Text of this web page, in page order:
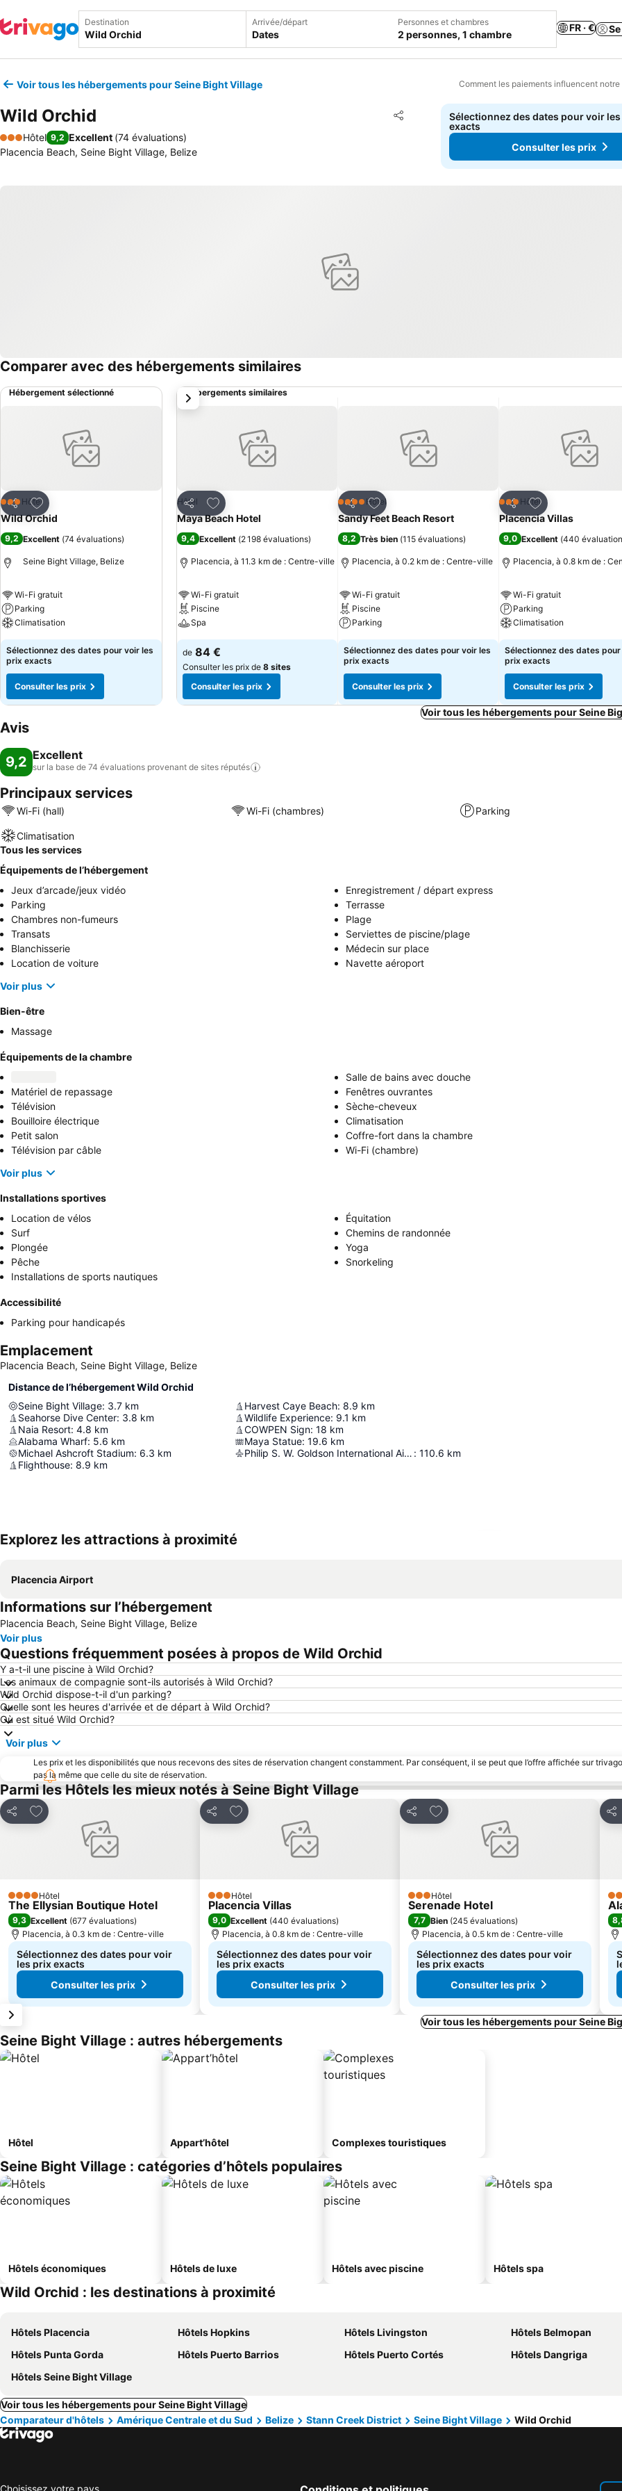
Destination Arrivée/départ
Dates
Personnes et chambres
2 personnes, 1 chambre
FR · €
Voir tous les hébergements pour Seine Bight Village Comment les paiements influencent
Wild Orchid Partager
Ajouter à mes favoris
3 Étoiles
Hôtel 9,2 Excellent (74 évaluations)
Placencia Beach, Seine Bight Village, Belize
Sélectionnez des dates pour voir
exacts
Consulter les prix
Comparer avec des hébergements similaires
Hébergement sélectionné
Partager
Ajouter à mes favoris
3 ÉtoilesHôtel
Wild Orchid
9,2 Excellent (74 évaluations)
Seine Bight Village, Belize
Wi-Fi gratuit
Parking
Climatisation
Sélectionnez des dates pour voir les
prix exacts
Consulter les prix
Hébergements similaires
Partager
Ajouter à mes favoris
Hôtel
Maya Beach Hotel
9,4 Excellent (2 198 évaluations)
Placencia, à 11.3 km de : Centre-ville
Wi-Fi gratuit
Piscine
Spa
de 84 €
Consulter les prix de 8 sites
Consulter les prix
Partager
Ajouter à mes favoris
4 ÉtoilesHôtel
Sandy Feet Beach Resort
8,2 Très bien (115 évaluations)
Placencia, à 0.2 km de : Centre-ville
Wi-Fi gratuit
Piscine
Parking
Sélectionnez des dates pour voir les
prix exacts
Consulter les prix
Partager
Ajouter à mes
3 ÉtoilesHôtel
Placencia Villas
9,0 Excellent (440
Placencia, à 0.8 km de :
Wi-Fi gratuit
Parking
Climatisation
Sélectionnez des dates pour
prix exacts
Consulter les prix
suivant
Voir tous les hébergements pour Seine
Avis
9,2 Excellent
sur la base de 74 évaluations provenant de sites réputés
Principaux services
Wi-Fi (hall) Wi-Fi (chambres) Parking
Climatisation
Tous les services
Équipements de l’hébergement
Jeux d’arcade/jeux vidéo
Enregistrement / départ express
Parking
Terrasse
Chambres non-fumeurs
Plage
Transats
Serviettes de piscine/plage
Blanchisserie
Médecin sur place
Location de voiture
Navette aéroport
Voir plus
Bien-être
Massage
Équipements de la chambre
Salle de bains avec douche
Matériel de repassage
Fenêtres ouvrantes
Télévision
Sèche-cheveux
Bouilloire électrique
Climatisation
Petit salon
Coffre-fort dans la chambre
Télévision par câble
Wi-Fi (chambre)
Voir plus
Installations sportives
Location de vélos
Équitation
Surf
Chemins de randonnée
Plongée
Yoga
Pêche
Snorkeling
Installations de sports nautiques
Accessibilité
Parking pour handicapés
Emplacement
Placencia Beach, Seine Bight Village, Belize
Distance de l’hébergement Wild Orchid
Seine Bight Village: 3.7 km
Seahorse Dive Center: 3.8 km
Naia Resort: 4.8 km
Alabama Wharf: 5.6 km
Michael Ashcroft Stadium: 6.3 km
Flighthouse: 8.9 km
Harvest Caye Beach: 8.9 km
Wildlife Experience: 9.1 km
COWPEN Sign: 18 km
Maya Statue: 19.6 km
Philip S. W. Goldson International Airport : 110.6 km
Explorez les attractions à proximité
Placencia Airport
Informations sur l’hébergement
Placencia Beach, Seine Bight Village, Belize
Voir plus
Questions fréquemment posées à propos de Wild Orchid
Y a-t-il une piscine à Wild Orchid?
Les animaux de compagnie sont-ils autorisés à Wild Orchid?
Wild Orchid dispose-t-il d'un parking?
Quelle sont les heures d'arrivée et de départ à Wild Orchid?
Où est situé Wild Orchid?
Voir plus
Les prix et les disponibilités que nous recevons des sites de réservation changent constamment. Par conséquent, il se peut que l’offre affichée sur
pas la même que celle du site de réservation.
Parmi les Hôtels les mieux notés à Seine Bight Village
Partager
Ajouter à mes favoris
4 ÉtoilesHôtel
The Ellysian Boutique Hotel
9,3 Excellent (677 évaluations)
Placencia, à 0.3 km de : Centre-ville
Sélectionnez des dates pour voir
les prix exacts
Consulter les prix
Partager
Ajouter à mes favoris
3 Étoiles
Hôtel
Placencia Villas
9,0 Excellent (440 évaluations)
Placencia, à 0.8 km de : Centre-ville
Sélectionnez des dates pour voir
les prix exacts
Consulter les prix
Partager
Ajouter à mes favoris
3 Étoiles
Hôtel
Serenade Hotel
7,7 Bien (245 évaluations)
Placencia, à 0.5 km de : Centre-ville
Sélectionnez des dates pour voir
les prix exacts
Consulter les prix
3
Voir tous les hébergements pour Seine
Seine Bight Village : autres hébergements
Hôtel Appart’hôtel Complexes touristiques
Seine Bight Village : catégories d’hôtels populaires
Hôtels économiques Hôtels de luxe Hôtels avec piscine Hôtels spa
Wild Orchid : les destinations à proximité
Hôtels Placencia Hôtels Hopkins Hôtels Livingston
Hôtels Belmopan
Hôtels Punta Gorda
Hôtels Puerto Barrios Hôtels Puerto Cortés
Hôtels Dangriga
Hôtels Seine Bight Village
Voir tous les hébergements pour Seine Bight Village
Comparateur d'hôtels
Amérique Centrale et du Sud Belize Stann Creek District Seine Bight Village Wild Orchid
Choisissez votre pays